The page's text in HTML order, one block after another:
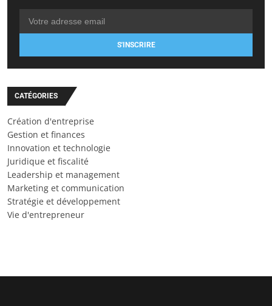
S'INSCRIRE
CATÉGORIES
Création d'entreprise
Gestion et finances
Innovation et technologie
Juridique et fiscalité
Leadership et management
Marketing et communication
Stratégie et développement
Vie d'entrepreneur